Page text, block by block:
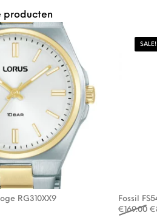
producten
RG310XX9
prijs was: €89.00.
prijs is: €62.30.
SALE!
Fossil
€169.00 €